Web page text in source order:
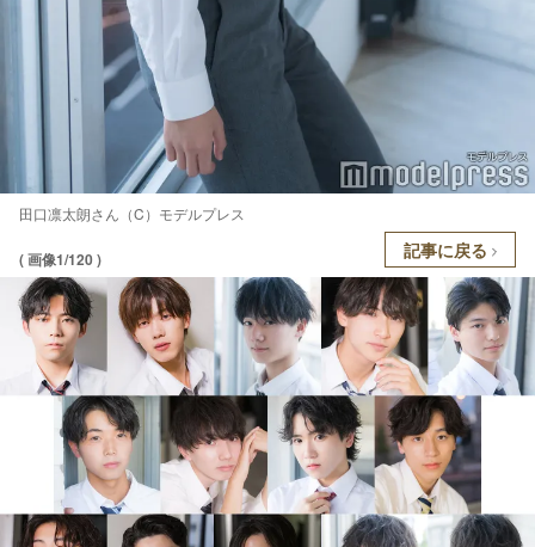
田口凛太朗さん（C）モデルプレス
( 画像1/120 ) 記事に戻る